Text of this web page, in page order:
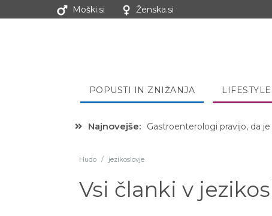
Moški.si Ženska.si
POPUSTI IN ZNIŽANJA LIFESTYLE
Najnovejše:
Gastroenterologi pravijo, da
Hudo / jezikoslovje
Vsi članki v